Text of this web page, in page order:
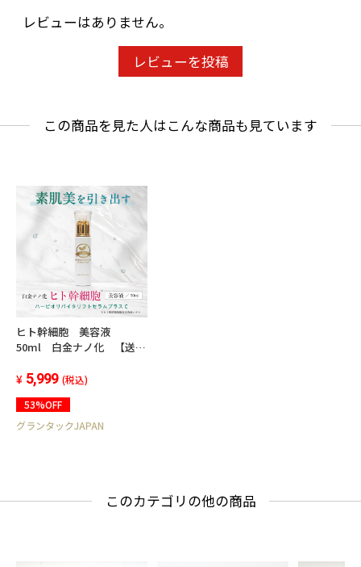
レビューはありません。
レビューを投稿
この商品を見た人はこんな商品も見ています
ヒト幹細胞 美容液
50ml 白金ナノ化 【送料
5,999 (税込)
53%OFF
グランタックJAPAN
このカテゴリの他の商品